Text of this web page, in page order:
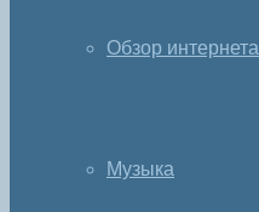
Обзор интернета
Музыка